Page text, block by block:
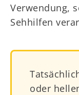
Verwendung,
Sehhilfen
oder